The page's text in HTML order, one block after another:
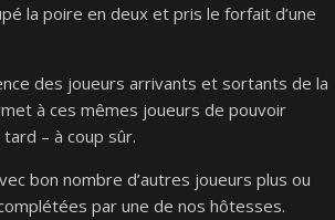
la poire en deux et pris le forfait d’une
des joueurs arrivants et sortants de la
à ces mêmes joueurs de pouvoir
– à coup sûr.
bon nombre d’autres joueurs plus ou
par une de nos hôtesses.